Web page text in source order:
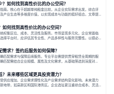
如何找到高性价比的办公空间？
南。核心在于超越单纯租金比较，从企业实际需求出发，综合评
产业生态等多维度价值，以实现成本与功能的挺好组合。文章提
间与共享配套以提升性价比，并通过不同规模企业的实际案例加
供的稳定环境、社群活动与产业集聚等增值服务，是很大化空间
在何找到高性价比的办公空间？
权衡区位、成本、灵活性及服务。市场呈现多元化，企业常面临
择平台时，应评估其专业性、产品多样性与服务完整性。以德必
，通过特色园区、灵活产品和丰富配套，满足不同企业需求。企
支持长期发展、提升竞争力的办公空间。在上海寻找合适的办公
主求？签约后服务如何保障？
匹配需求与保障后续服务。专业平台需提供贯穿租赁全周期的服
匹配需结合企业规模、属性及文化需求，从基础筛选到深度对
享配套及专业物业的全周期保障体系。德必集团通过标准化服务
生态圈为企业提供稳定支持，体现了从信息撮合到深度服务的能
中，未来哪些区域更具投资潜力？
供应增加、企业需求理性化及产业需求结构变化影响。未来潜力
地带，如高新区和国际港务区。企业选址更注重综合成本、灵活
的办公空间。专业运营方通过空间优化与社群服务，助力企业成